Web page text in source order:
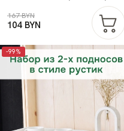
толщина 24 мм, в натуральной
отделке
167 BYN
104 BYN
-99%